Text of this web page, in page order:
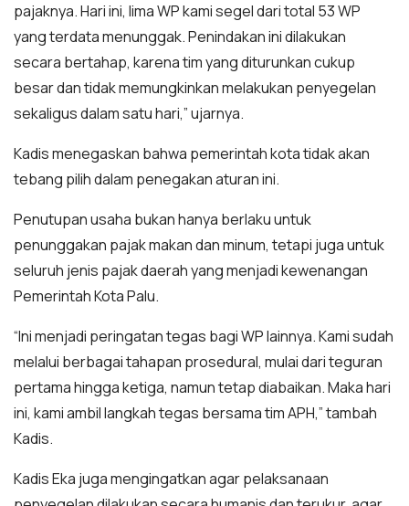
pajaknya. Hari ini, lima WP kami segel dari total 53 WP
yang terdata menunggak. Penindakan ini dilakukan
secara bertahap, karena tim yang diturunkan cukup
besar dan tidak memungkinkan melakukan penyegelan
sekaligus dalam satu hari,” ujarnya.
Kadis menegaskan bahwa pemerintah kota tidak akan
tebang pilih dalam penegakan aturan ini.
Penutupan usaha bukan hanya berlaku untuk
penunggakan pajak makan dan minum, tetapi juga untuk
seluruh jenis pajak daerah yang menjadi kewenangan
Pemerintah Kota Palu.
“Ini menjadi peringatan tegas bagi WP lainnya. Kami sudah
melalui berbagai tahapan prosedural, mulai dari teguran
pertama hingga ketiga, namun tetap diabaikan. Maka hari
ini, kami ambil langkah tegas bersama tim APH,” tambah
Kadis.
Kadis Eka juga mengingatkan agar pelaksanaan